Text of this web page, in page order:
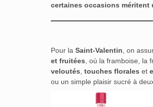
certaines occasions méritent
Pour la Saint-Valentin , on
et fruitées , où la framboise,
veloutés touches florales et
ou un simple plaisir sucré à